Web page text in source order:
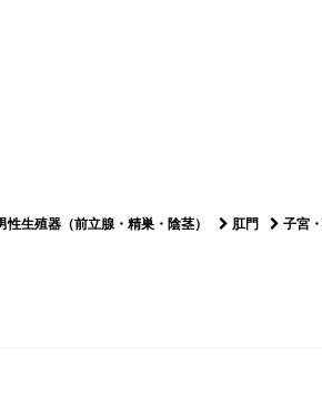
性生殖器（前立腺・精巣・陰茎） 肛門 子宮